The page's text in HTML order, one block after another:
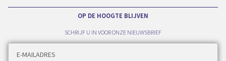
OP DE HOOGTE BLIJVEN
SCHRIJF U IN VOOR ONZE NIEUWSBRIEF